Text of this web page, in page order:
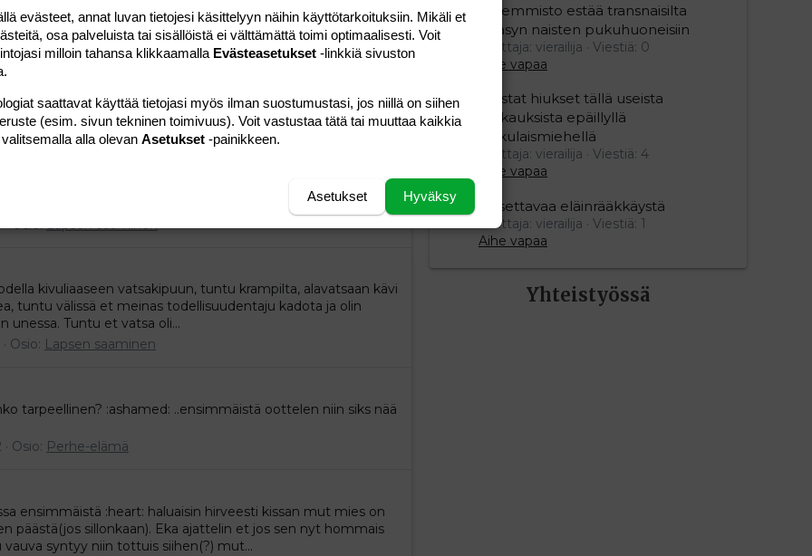
vuoksi niin joudun antaan korvikkeita, niin tuli
ostaa erillaisia imuosia?? Kaverini joutu myös käyttään
pienokainen tulossa niin...
Osio:Lapsen saaminen
tulossa :heart: Oon huomannu et on alkanu
on vissiin normaalia?? huimaa, väsyttää, joskus virkeä, välis
myös matala mut nuo on aina ollu...
kivuliaaseen vatsakipuun, tuntu krampilta, alavatsaan kävi
tuntu välissä et meinas todellisuudentaju kadota ja olin
unessa. Tuntu et vatsa oli...
Osio: Lapsen saaminen
tarpeellinen? :ashamed: ..ensimmäistä oottelen niin siks nää
Osio: Perhe-elämä
ensimmäistä :heart: haluaisin hirveesti kissan mut mies on
päästä(jos sillonkaan). Eka ajattelin et jos sen nyt hommais
syntyy niin tottuis siihen(?) mut...
Vasemmisto estää transnaisilta
pääsyn naisten pukuhuoneisiin
Aloittaja: vierailija
Viestiä: 0
Aihe vapaa
Mustat hiukset tällä useista
raiskauksista epäillyllä
turkulaismiehellä
Aloittaja: vierailija
Viestiä: 4
Aihe vapaa
Oksettavaa eläinrääkkäystä
Aloittaja: vierailija
Viestiä: 1
Aihe vapaa
Yhteistyössä
evästeet, annat luvan tietojesi käsittelyyn näihin käyttötarkoituksiin. Mikäli et
osa palveluista tai sisällöistä ei välttämättä toimi optimaalisesti. Voit
milloin tahansa klikkaamalla Evästeasetukset -linkkiä sivuston
saattavat käyttää tietojasi myös ilman suostumustasi, jos niillä on siihen
(esim. sivun tekninen toimivuus). Voit vastustaa tätä tai muuttaa kaikkia
alla olevan Asetukset -painikkeen.
Hyväksy
Asetukset